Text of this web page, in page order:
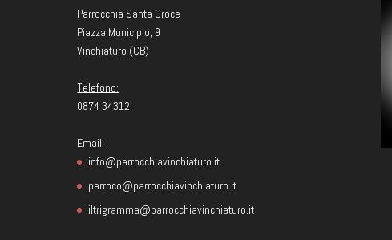
Parrocchia Santa Croce
Piazza Municipio, 9
Vinchiaturo (CB)
Telefono:
0874 34312
Email:
info@parrocchiavinchiaturo.it
parroco@parrocchiavinchiaturo.it
iltrigramma@parrocchiavinchiaturo.it